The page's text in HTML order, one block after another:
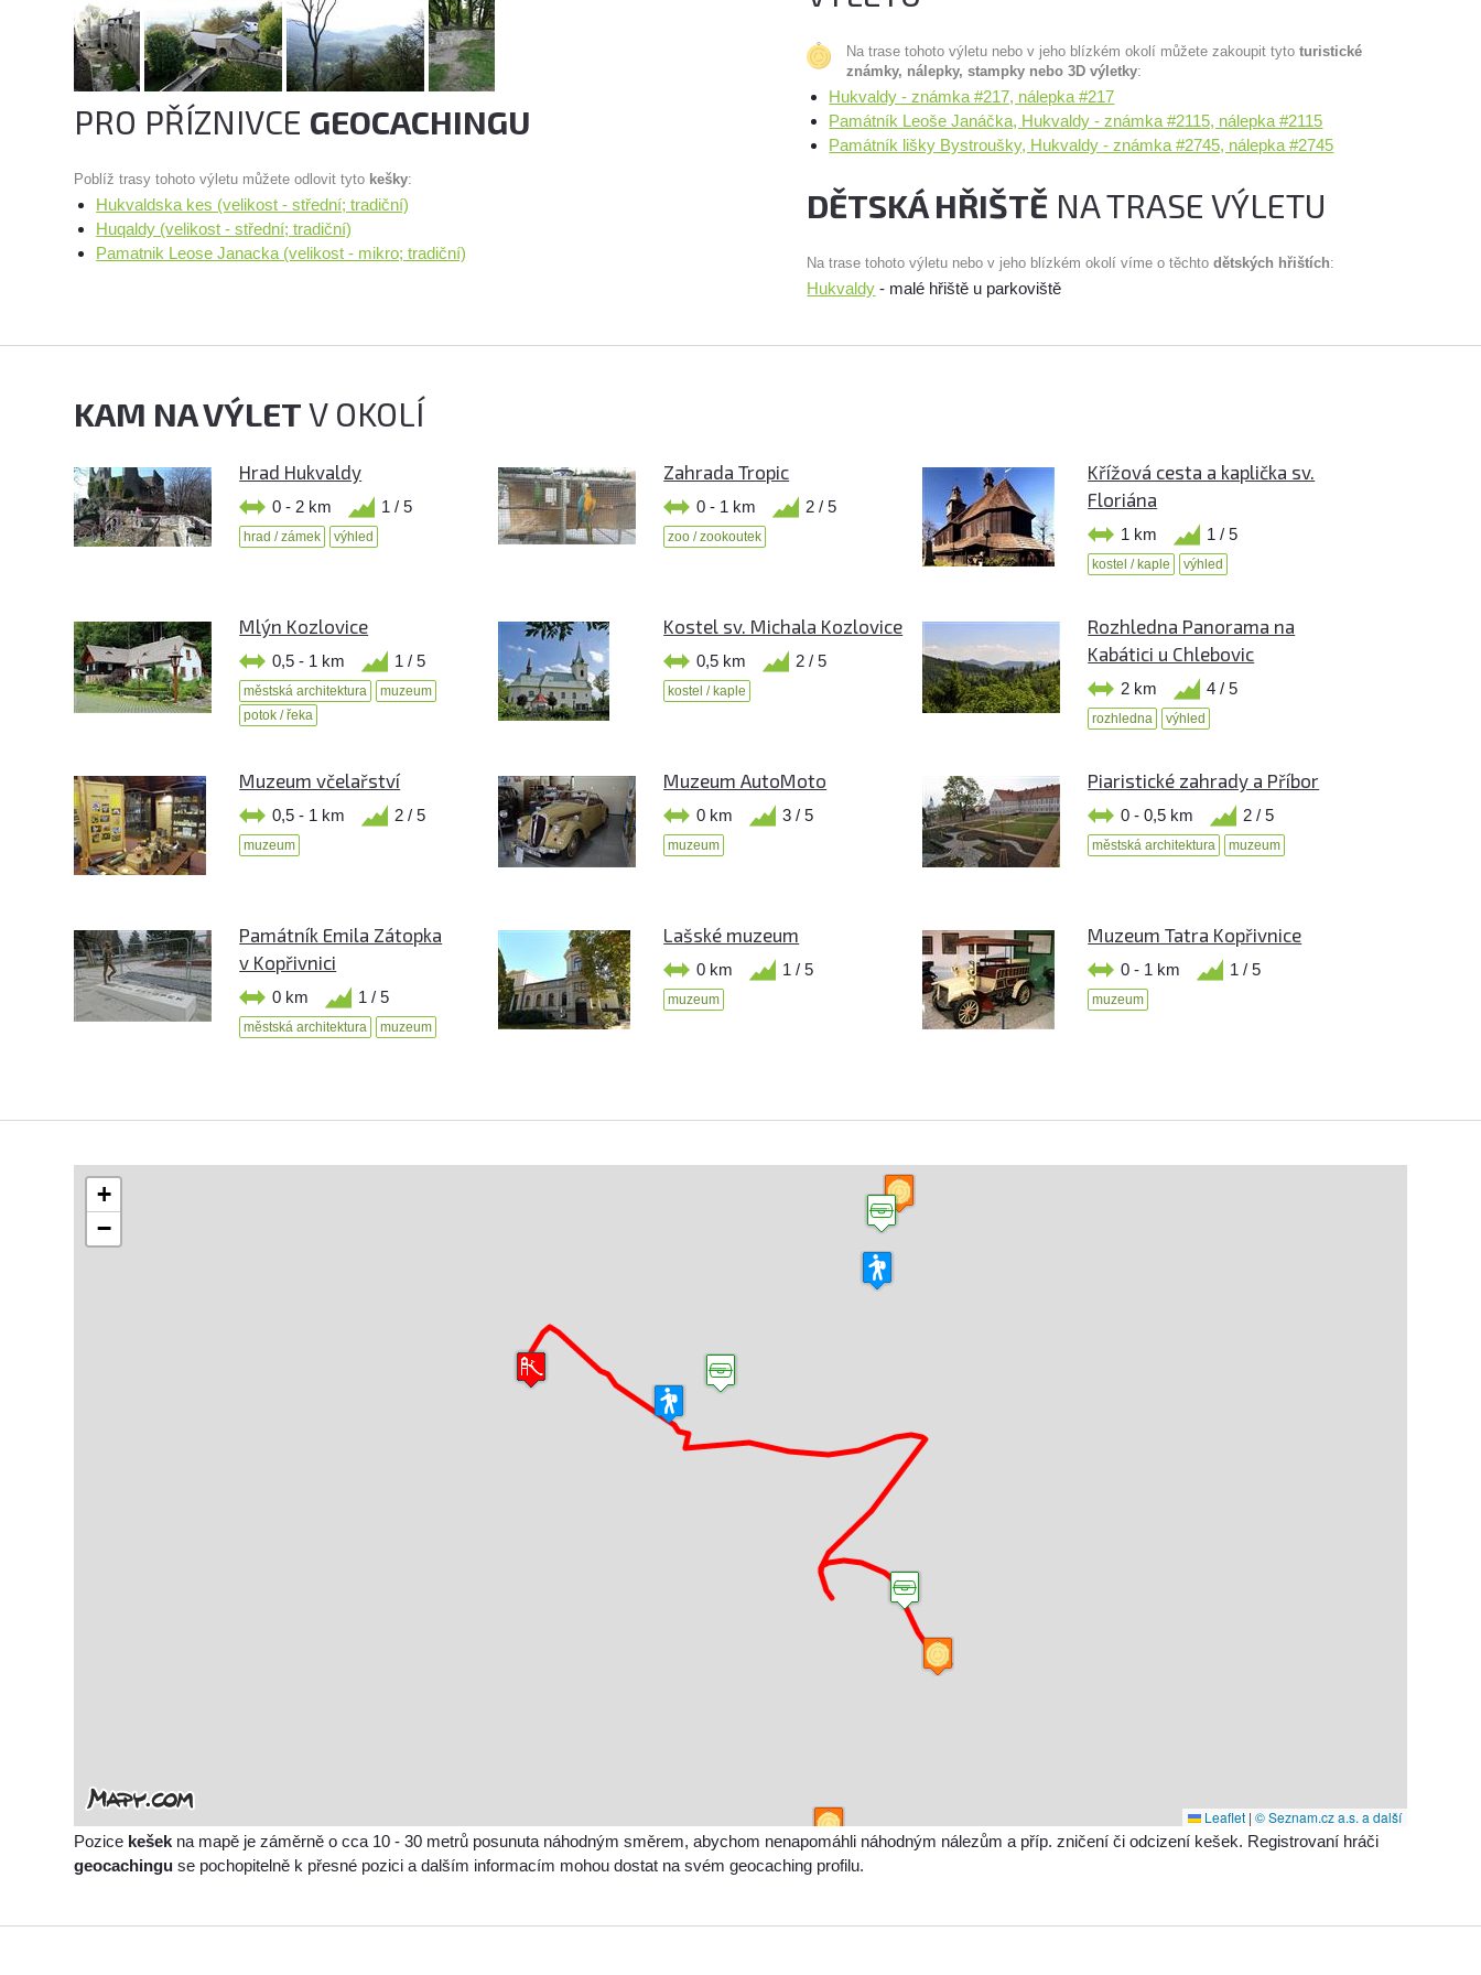
PRO PŘÍZNIVCE GEOCACHINGU
Poblíž trasy tohoto výletu můžete odlovit tyto kešky:
Hukvaldska kes (velikost - střední; tradiční)
Huqaldy (velikost - střední; tradiční)
Pamatnik Leose Janacka (velikost - mikro; tradiční)
Na trase tohoto výletu nebo v jeho blízkém okolí můžete zakoupit tytoturistické
známky, nálepky, stampky nebo 3D výletky:
Hukvaldy - známka #217, nálepka #217
Památník Leoše Janáčka, Hukvaldy - známka #2115, nálepka #2115
Památník lišky Bystroušky, Hukvaldy - známka #2745, nálepka #2745
DĚTSKÁ HŘIŠTĚ NA TRASE VÝLETU
Na trase tohoto výletu nebo v jeho blízkém okolí víme o těchtodětských hřištích:
Hukvaldy - malé hřiště u parkoviště
KAM NA VÝLETV OKOLÍ
Hrad Hukvaldy
0 - 2 km 1 / 5
hrad / zámek výhled
Zahrada Tropic
0 - 1 km 2 / 5
zoo / zookoutek
Křížová cesta a kaplička sv.
Floriána
1 km 1 / 5
kostel / kaple výhled
Mlýn Kozlovice
0,5 - 1 km 1 / 5
městská architektura
muzeum
potok / řeka
Kostel sv. Michala Kozlovice
0,5 km 2 / 5
kostel / kaple
Rozhledna Panorama na
Kabátici u Chlebovic
2 km 4 / 5
rozhledna výhled
Muzeum včelařství
0,5 - 1 km 2 / 5
muzeum
Muzeum AutoMoto
0 km 3 / 5
muzeum
Piaristické zahrady a Příbor
0 - 0,5 km 2 / 5
městská architektura muzeum
Památník Emila Zátopka
v Kopřivnici
0 km 1 / 5
městská architektura muzeum
Lašské muzeum
0 km 1 / 5
muzeum
Muzeum Tatra Kopřivnice
0 - 1 km 1 / 5
muzeum
+
−
Leaflet | © Seznam.cz a.s. a další
Pozice kešek na mapě je záměrně o cca 10 - 30 metrů posunuta náhodným směrem, abychom nenapomáhli náhodným nálezům a příp. zničení či odcizení kešek. Registrovaní hráči
geocachingu se pochopitelně k přesné pozici a dalším informacím mohou dostat na svém geocaching profilu.